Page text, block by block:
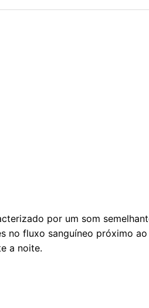
por um som
no fluxo sanguíneo próximo
a noite.